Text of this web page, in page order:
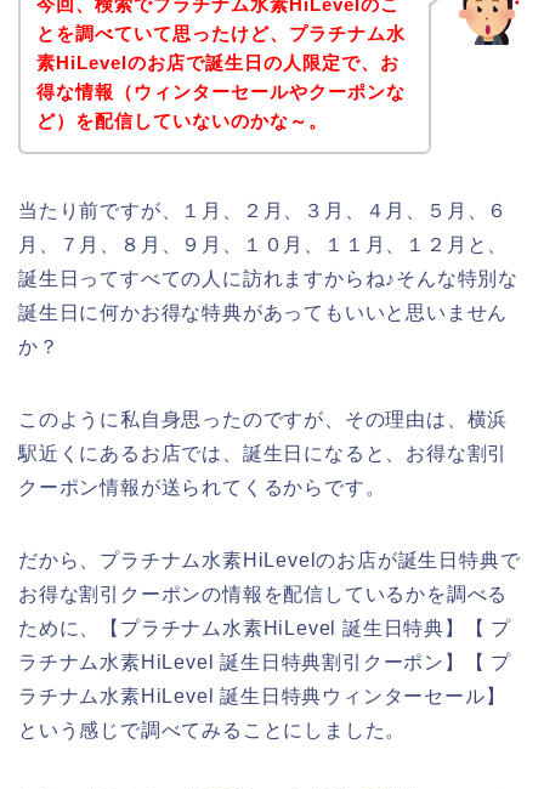
今回、検索でプラチナム水素HiLevelのこ
とを調べていて思ったけど、プラチナム水
素HiLevelのお店で誕生日の人限定で、お
得な情報（ウィンターセールやクーポンな
ど）を配信していないのかな～。
当たり前ですが、１月、２月、３月、４月、５月、６
月、７月、８月、９月、１０月、１１月、１２月と、
誕生日ってすべての人に訪れますからね♪そんな特別な
誕生日に何かお得な特典があってもいいと思いません
か？
このように私自身思ったのですが、その理由は、横浜
駅近くにあるお店では、誕生日になると、お得な割引
クーポン情報が送られてくるからです。
だから、プラチナム水素HiLevelのお店が誕生日特典で
お得な割引クーポンの情報を配信しているかを調べる
ために、【プラチナム水素HiLevel 誕生日特典】【 プ
ラチナム水素HiLevel 誕生日特典割引クーポン】【 プ
ラチナム水素HiLevel 誕生日特典ウィンターセール】
という感じで調べてみることにしました。